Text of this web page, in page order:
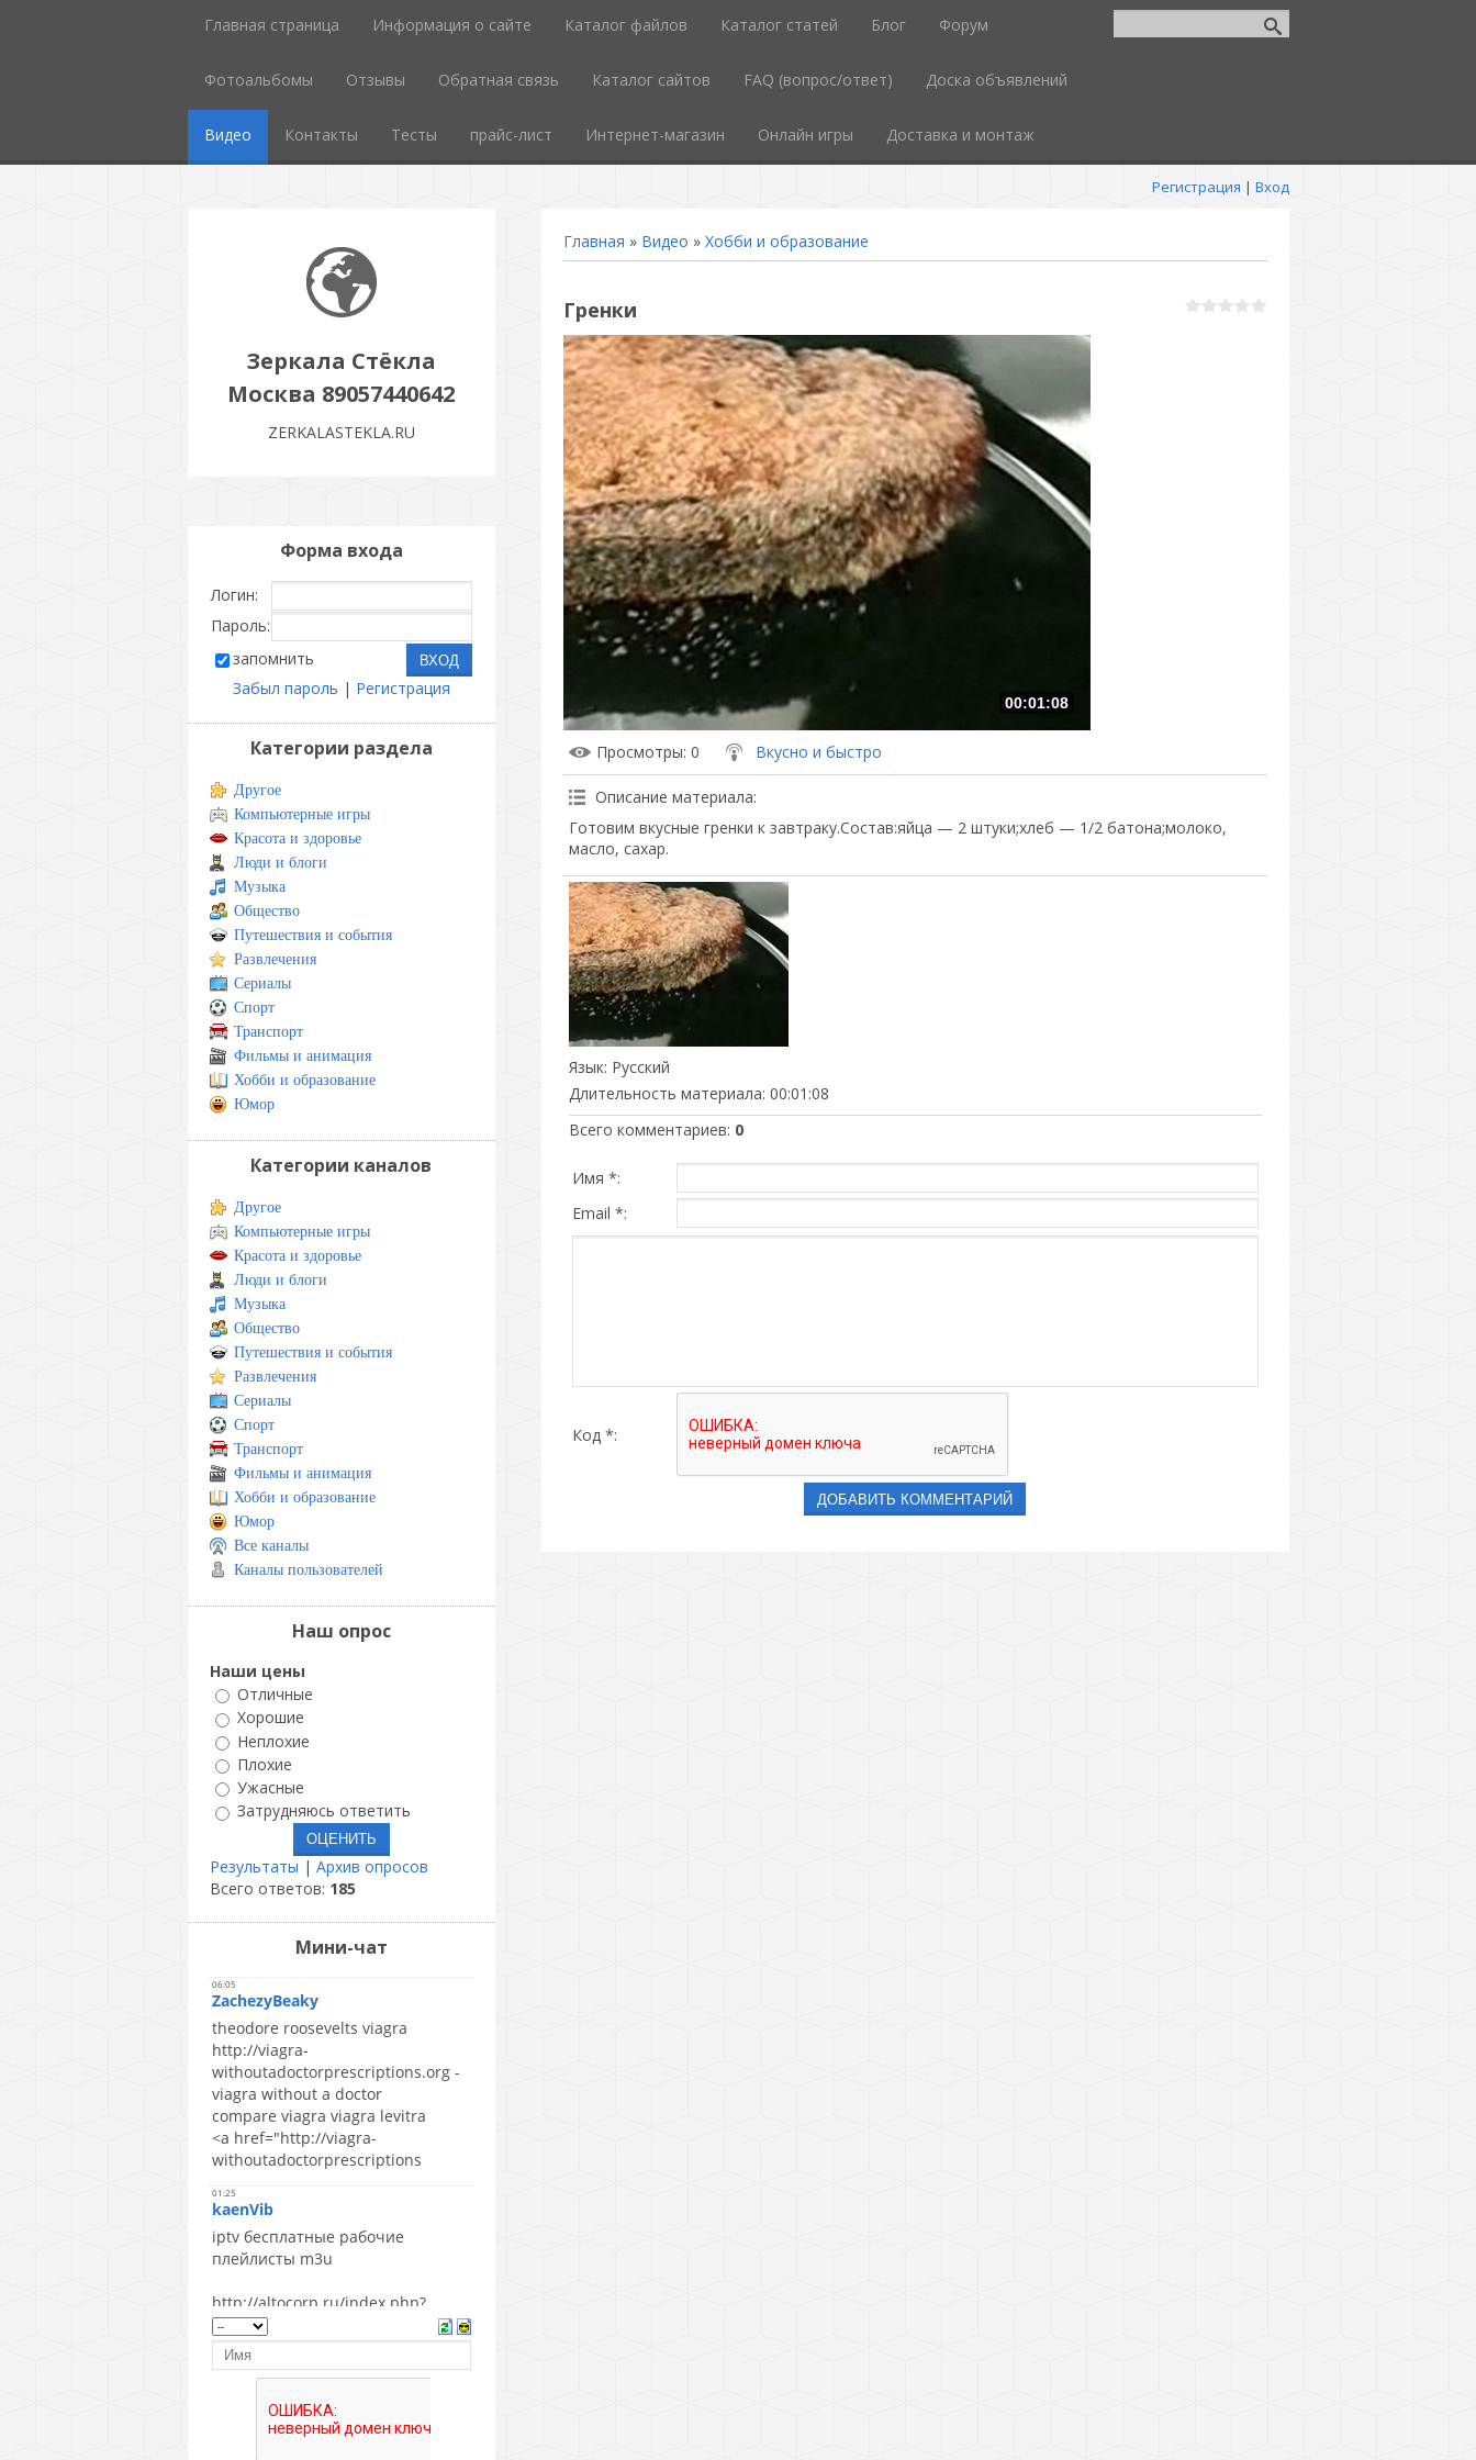
Главная страница Информация о сайте Каталог файлов Каталог статей Блог Форум
Фотоальбомы Отзывы Обратная связь Каталог сайтов FAQ (вопрос/ответ) Доска объявлений
Видео Контакты Тесты прайс-лист Интернет-магазин Онлайн игры Доставка и монтаж
Регистрация | Вход
Зеркала Стёкла
Москва 89057440642
ZERKALASTEKLA.RU
Главная » Видео » Хобби и образование
Гренки
00:01:08
Просмотры: 0 Вкусно и быстро
Описание материала:
Готовим вкусные гренки к завтраку.Состав:яйца — 2 штуки;хлеб — 1/2 батона;молоко,
масло, сахар.
Язык: Русский
Длительность материала: 00:01:08
Всего комментариев: 0
Имя *:
Email *:
Код *:
Форма входа
Логин:
Пароль:
запомнить
Забыл пароль | Регистрация
Категории раздела
Другое
Компьютерные игры
Красота и здоровье
Люди и блоги
Музыка
Общество
Путешествия и события
Развлечения
Сериалы
Спорт
Транспорт
Фильмы и анимация
Хобби и образование
Юмор
Категории каналов
Другое
Компьютерные игры
Красота и здоровье
Люди и блоги
Музыка
Общество
Путешествия и события
Развлечения
Сериалы
Спорт
Транспорт
Фильмы и анимация
Хобби и образование
Юмор
Все каналы
Каналы пользователей
Наш опрос
Наши цены
Отличные
Хорошие
Неплохие
Плохие
Ужасные
Затрудняюсь ответить
Результаты | Архив опросов
Всего ответов: 185
Мини-чат